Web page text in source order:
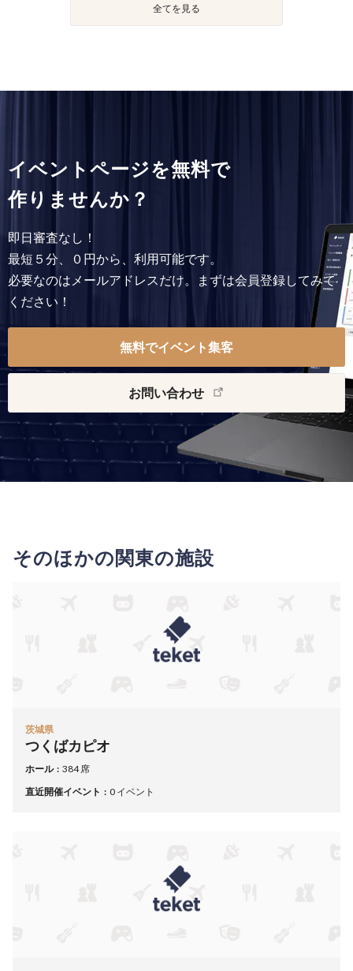
全てを見る
イベントページを無料で
作りませんか？
即日審査なし！
最短５分、０円から、利用可能です。
必要なのはメールアドレスだけ。まずは会員登録してみて
ください！
無料でイベント集客
お問い合わせ
そのほかの関東の施設
茨城県
つくばカピオ
ホール
384 席
直近開催イベント
0 イベント